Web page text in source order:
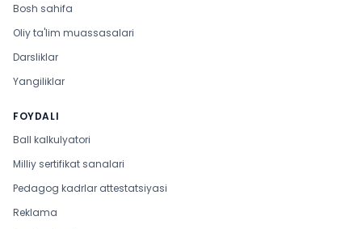
Bosh sahifa
Oliy ta'lim muassasalari
Darsliklar
Yangiliklar
FOYDALI
Ball kalkulyatori
Milliy sertifikat sanalari
Pedagog kadrlar attestatsiyasi
Reklama